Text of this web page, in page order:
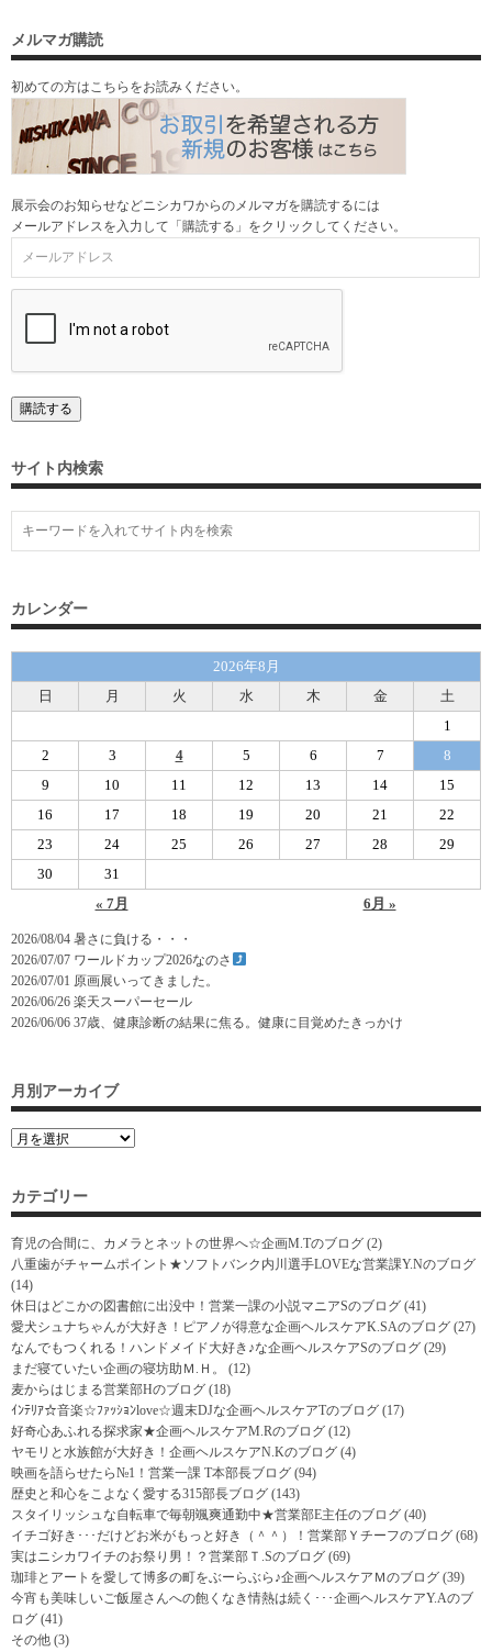
メルマガ購読
初めての方はこちらをお読みください。
展示会のお知らせなどニシカワからのメルマガを購読するには
メールアドレスを入力して「購読する」をクリックしてください。
サイト内検索
カレンダー
2026年8月
日
月 火 水 木 金 土
« 7月 6月 »
1
2
3 4 5 6 7
8
9
10 11 12 13 14
15
16
17 18 19 20 21
22
23
24 25 26 27 28
29
30
31
2026/08/04 暑さに負ける・・・
2026/07/07 ワールドカップ2026なのさ
2026/07/01 原画展いってきました。
2026/06/26 楽天スーパーセール
2026/06/06 37歳、健康診断の結果に焦る。健康に目覚めたきっかけ
月別アーカイブ
カテゴリー
育児の合間に、カメラとネットの世界へ☆企画M.Tのブログ (2)
八重歯がチャームポイント★ソフトバンク内川選手LOVEな営業課Y.Nのブログ
(14)
休日はどこかの図書館に出没中！営業一課の小説マニアSのブログ (41)
愛犬シュナちゃんが大好き！ピアノが得意な企画ヘルスケアK.SAのブログ (27)
なんでもつくれる！ハンドメイド大好き♪な企画ヘルスケアSのブログ (29)
まだ寝ていたい企画の寝坊助Ｍ.Ｈ。
(12)
麦からはじまる営業部Hのブログ (18)
ｲﾝﾃﾘｱ☆音楽☆ﾌｧｯｼｮﾝlove☆週末DJな企画ヘルスケアTのブログ (17)
好奇心あふれる探求家★企画ヘルスケアM.Rのブログ (12)
ヤモリと水族館が大好き！企画ヘルスケアN.Kのブログ (4)
映画を語らせたら№1！営業一課 T本部長ブログ (94)
歴史と和心をこよなく愛する315部長ブログ (143)
スタイリッシュな自転車で毎朝颯爽通勤中★営業部E主任のブログ (40)
イチゴ好き･･･だけどお米がもっと好き（＾＾）！営業部Ｙチーフのブログ (68)
実はニシカワイチのお祭り男！？営業部Ｔ.Sのブログ (69)
珈琲とアートを愛して博多の町をぶーらぶら♪企画ヘルスケアＭのブログ (39)
今宵も美味しいご飯屋さんへの飽くなき情熱は続く･･･企画ヘルスケアY.Aのブ
ログ (41)
その他 (3)